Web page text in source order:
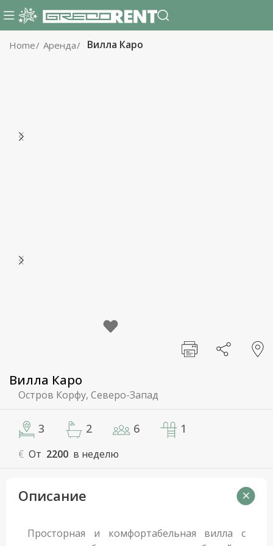
Home Аренда Вилла Каро
Вилла Каро
Остров Корфу, Северо-Запад
3 2 6 1
€ От 2200 в неделю
Описание
Просторная и комфортабельная вилла с